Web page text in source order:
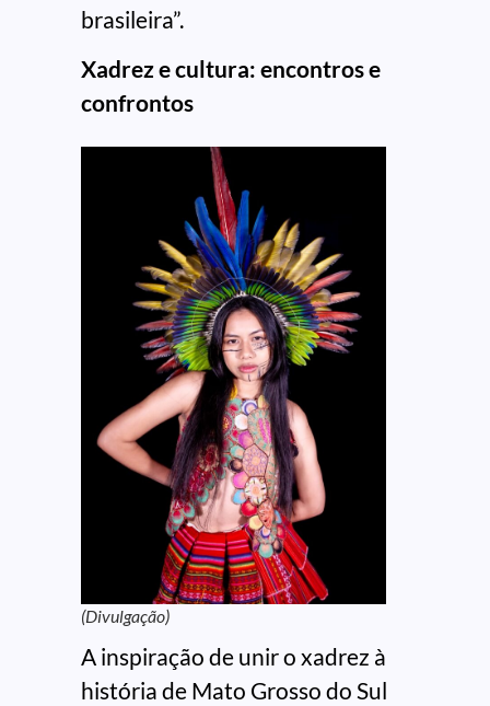
brasileira”.
Xadrez e cultura: encontros e
confrontos
(Divulgação)
A inspiração de unir o xadrez à
história de Mato Grosso do Sul